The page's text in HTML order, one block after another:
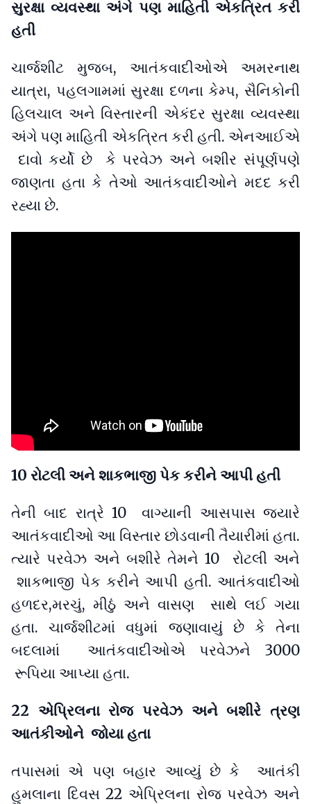
સુરક્ષા વ્યવસ્થા અંગે પણ માહિતી એકત્રિત કરી
હતી
ચાર્જશીટ મુજબ, આતંકવાદીઓએ અમરનાથ
યાત્રા, પહલગામમાં સુરક્ષા દળના કેમ્પ, સૈનિકોની
હિલચાલ અને વિસ્તારની એકંદર સુરક્ષા વ્યવસ્થા
અંગે પણ માહિતી એકત્રિત કરી હતી. એનઆઈએ
દાવો કર્યો છે કે પરવેઝ અને બશીર સંપૂર્ણપણે
જાણતા હતા કે તેઓ આતંકવાદીઓને મદદ કરી
રહ્યા છે.
10 રોટલી અને શાકભાજી પેક કરીને આપી હતી
તેની બાદ રાત્રે 10 વાગ્યાની આસપાસ જ્યારે
આતંકવાદીઓ આ વિસ્તાર છોડવાની તૈયારીમાં હતા.
ત્યારે પરવેઝ અને બશીરે તેમને 10 રોટલી અને
શાકભાજી પેક કરીને આપી હતી. આતંકવાદીઓ
હળદર,મરચું, મીઠું અને વાસણ સાથે લઈ ગયા
હતા. ચાર્જશીટમાં વધુમાં જણાવાયું છે કે તેના
બદલામાં આતંકવાદીઓએ પરવેઝને 3000
રૂપિયા આપ્યા હતા.
22 એપ્રિલના રોજ પરવેઝ અને બશીરે ત્રણ
આતંકીઓને જોયા હતા
તપાસમાં એ પણ બહાર આવ્યું છે કે આતંકી
હુમલાના દિવસ 22 એપ્રિલના રોજ પરવેઝ અને